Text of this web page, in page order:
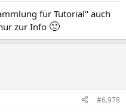
für Tutorial" auch
zur Info 🙂
#6.978